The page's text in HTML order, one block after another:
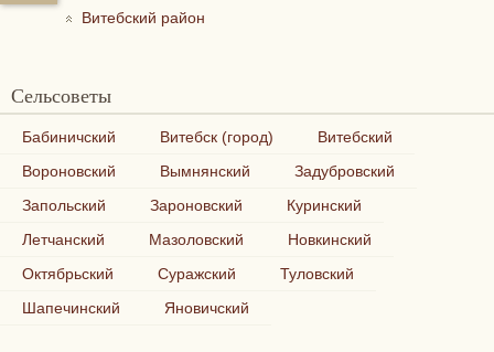
Витебский район
Сельсоветы
Бабиничский Витебск (город)
Витебский
Вороновский
Вымнянский
Задубровский
Запольский
Зароновский
Куринский
Летчанский
Мазоловский
Новкинский
Октябрьский
Суражский
Туловский
Шапечинский
Яновичский